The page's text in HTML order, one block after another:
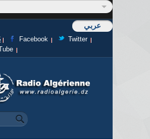
عربي
Facebook
Twitter
de recherche